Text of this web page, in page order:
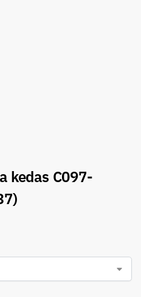
kedas C097-